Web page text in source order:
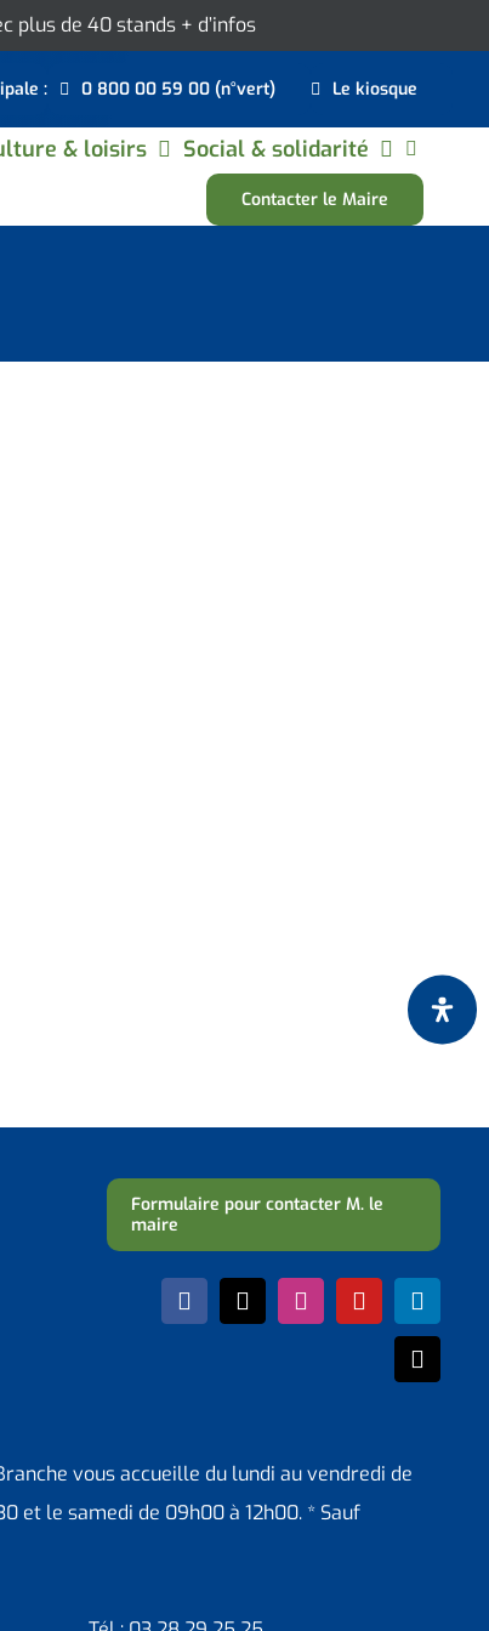
plus de 40 stands + d’infos
: 0 800 00 59 00 (n°vert) Le kiosque
& loisirs Social & solidarité
Contacter le Maire
Formulaire pour contacter M. le
maire
vous accueille du lundi au vendredi de
et le samedi de 09h00 à 12h00. * Sauf